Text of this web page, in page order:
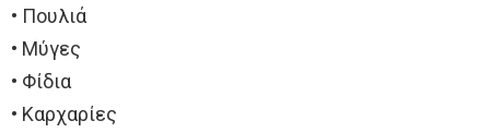
• Πουλιά
• Μύγες
• Φίδια
• Καρχαρίες